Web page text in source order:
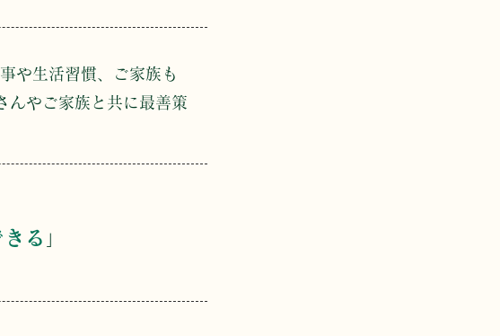
や生活習慣、ご家族も
んやご家族と共に最善策
る 」